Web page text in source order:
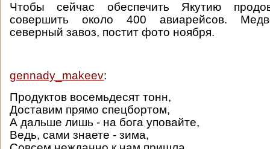
Чтобы сейчас обеспечить Якутию
совершить около 400 авиарейсов.
северный завоз, постит фото ноября.
gennady_makeev:
Продуктов восемьдесят тонн,
Доставим прямо спецбортом,
А дальше лишь - на бога уповайте,
Ведь, сами знаете - зима,